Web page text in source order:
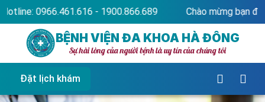
Chào mừng bạn đến với website Bệnh viện Đa
BỆNH VIỆN ĐA KHOA HÀ ĐÔNG
Sự hài lòng của người bệnh là uy tín của chúng tôi
Đặt lịch khám